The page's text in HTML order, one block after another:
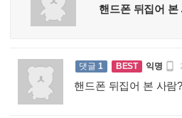
핸드폰 뒤집어 본
댓글 1 BEST 익명 
핸드폰 뒤집어 본 사람?